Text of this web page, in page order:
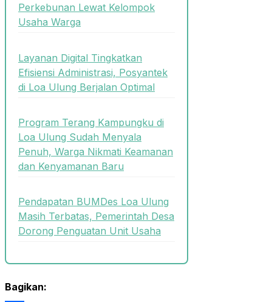
Perkebunan Lewat Kelompok
Usaha Warga
Layanan Digital Tingkatkan
Efisiensi Administrasi, Posyantek
di Loa Ulung Berjalan Optimal
Program Terang Kampungku di
Loa Ulung Sudah Menyala
Penuh, Warga Nikmati Keamanan
dan Kenyamanan Baru
Pendapatan BUMDes Loa Ulung
Masih Terbatas, Pemerintah Desa
Dorong Penguatan Unit Usaha
Bagikan: